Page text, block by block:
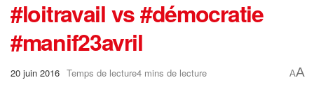
#loitravail vs #démocratie
#manif23avril
20 juin 2016 Temps de lecture4 mins de lecture AA